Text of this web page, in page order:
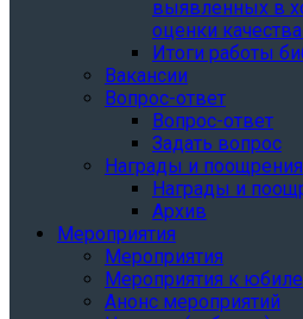
выявленных в
оценки
Итоги работы
Вакансии
Вопрос-ответ
Вопрос-ответ
Задать вопрос
Награды и поощрения
Награды и
Архив
Мероприятия
Мероприятия
Мероприятия к
Анонс мероприятий